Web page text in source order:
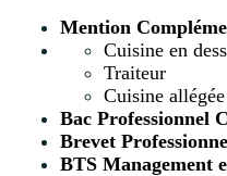
Mention
Cuisine en
Traiteur
Cuisine allégée
Bac Professionnel
Brevet
BTS Management